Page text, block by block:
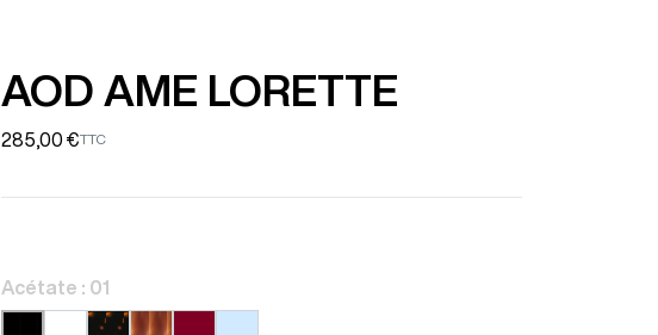
AOD AME LORETTE
285,00 €TTC
Acétate : 01
01
02 90 93i 08B 86B